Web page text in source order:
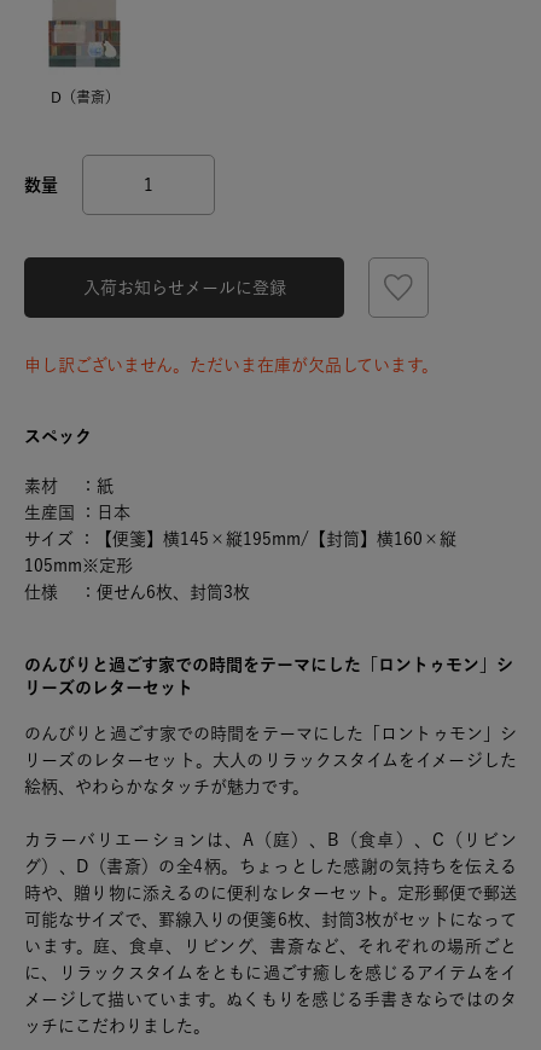
D（書斎）
入荷お知らせメールに登録
申し訳ございません。ただいま在庫が欠品しています。
スペック
素材 ：紙
生産国 ：日本
サイズ ：【便箋】横145×縦195mm/【封筒】横160×縦
105mm※定形
仕様 ：便せん6枚、封筒3枚
のんびりと過ごす家での時間をテーマにした「ロントゥモン」シ
リーズのレターセット
のんびりと過ごす家での時間をテーマにした「ロントゥモン」シ
リーズのレターセット。大人のリラックスタイムをイメージした
絵柄、やわらかなタッチが魅力です。
カラーバリエーションは、A（庭）、B（食卓）、C（リビン
グ）、D（書斎）の全4柄。ちょっとした感謝の気持ちを伝える
時や、贈り物に添えるのに便利なレターセット。定形郵便で郵送
可能なサイズで、罫線入りの便箋6枚、封筒3枚がセットになって
います。庭、食卓、リビング、書斎など、それぞれの場所ごと
に、リラックスタイムをともに過ごす癒しを感じるアイテムをイ
メージして描いています。ぬくもりを感じる手書きならではのタ
ッチにこだわりました。